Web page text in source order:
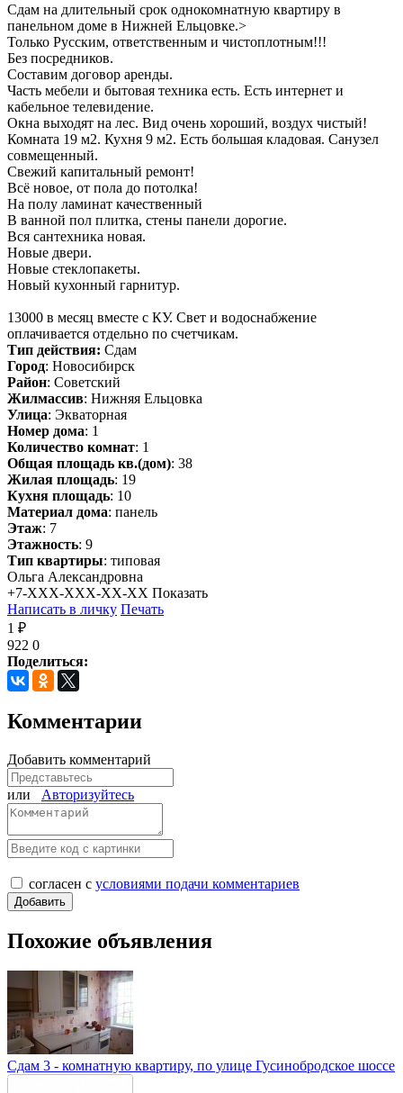
Сдам на длительный срок однокомнатную квартиру в
панельном доме в Нижней Ельцовке.>
Только Русским, ответственным и чистоплотным!!!
Без посредников.
Составим договор аренды.
Часть мебели и бытовая техника есть. Есть интернет и
кабельное телевидение.
Окна выходят на лес. Вид очень хороший, воздух чистый!
Комната 19 м2. Кухня 9 м2. Есть большая кладовая. Санузел
совмещенный.
Свежий капитальный ремонт!
Всё новое, от пола до потолка!
На полу ламинат качественный
В ванной пол плитка, стены панели дорогие.
Вся сантехника новая.
Новые двери.
Новые стеклопакеты.
Новый кухонный гарнитур.
13000 в месяц вместе с КУ. Свет и водоснабжение
оплачивается отдельно по счетчикам.
Тип действия: Сдам
Город: Новосибирск
Район: Советский
Жилмассив: Нижняя Ельцовка
Улица: Экваторная
Номер дома: 1
Количество комнат: 1
Общая площадь кв.(дом): 38
Жилая площадь: 19
Кухня площадь: 10
Материал дома: панель
Этаж: 7
Этажность: 9
Тип квартиры: типовая
Ольга Александровна
+7-XXX-XXX-XX-XX Показать
Написать в личку Печать
1 ₽
922 0
Поделиться:
Комментарии
Добавить комментарий
или Авторизуйтесь
согласен с условиями подачи комментариев
Похожие объявления
Сдам 3 - комнатную квартиру, по улице Гусинобродское шоссе